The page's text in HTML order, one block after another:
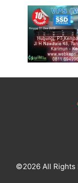
©2026 All Rights